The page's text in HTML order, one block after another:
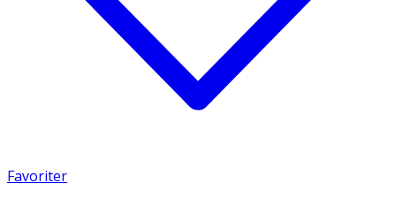
Favoriter